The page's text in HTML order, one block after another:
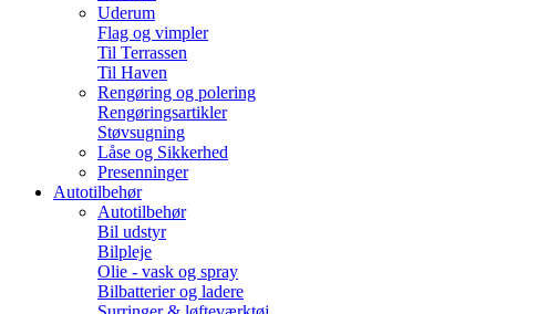
Uderum
Flag og vimpler
Til Terrassen
Til Haven
Rengøring og polering
Rengøringsartikler
Støvsugning
Låse og Sikkerhed
Presenninger
Autotilbehør
Autotilbehør
Bil udstyr
Bilpleje
Olie - vask og spray
Bilbatterier og ladere